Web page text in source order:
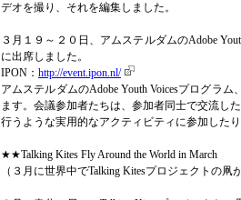
デオを撮り、それを編集しました。
３月１９～２０日、アムステルダムのAdobe
に出席しました。
IPON： http://event.ipon.nl/
アムステルダムのAdobe Youth Voicesプログラ
ます。会議参加者たちは、参加者同士で交流し
行うような実用的なアクティビティに参加したり
★★Talking Kites Fly Around the World in March
（３月に世界中でTalking Kitesプロジェクトの凧